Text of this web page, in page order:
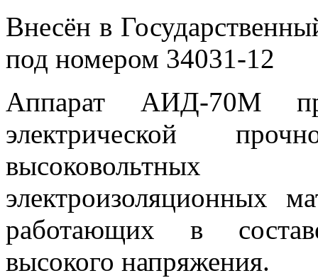
Внесён в
под номером 34031-12
Аппарат АИД-70М
электрической
электроизоляционных
работающих в
высокого напряжения.